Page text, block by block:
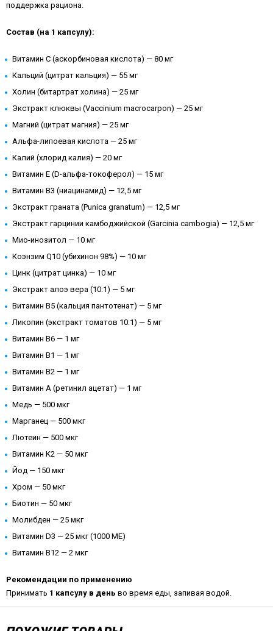
поддержка рациона.
Состав (на 1 капсулу):
Витамин C (аскорбиновая кислота) — 80 мг
Кальций (цитрат кальция) — 55 мг
Холин (битартрат холина) — 25 мг
Экстракт клюквы (Vaccinium macrocarpon) — 25 мг
Магний (цитрат магния) — 25 мг
Альфа-липоевая кислота — 25 мг
Калий (хлорид калия) — 20 мг
Витамин E (D-альфа-токоферол) — 15 мг
Витамин B3 (ниацинамид) — 12,5 мг
Экстракт граната (Punica granatum) — 12,5 мг
Экстракт гарцинии камбоджийской (Garcinia cambogia) — 12,5 мг
Мио-инозитол — 10 мг
Коэнзим Q10 (убихинон 98%) — 10 мг
Цинк (цитрат цинка) — 10 мг
Экстракт алоэ вера (10:1) — 5 мг
Витамин B5 (кальция пантотенат) — 5 мг
Ликопин (экстракт томатов 10:1) — 5 мг
Витамин B6 — 1 мг
Витамин B1 — 1 мг
Витамин B2 — 1 мг
Витамин A (ретинил ацетат) — 1 мг
Медь — 500 мкг
Марганец — 500 мкг
Лютеин — 500 мкг
Витамин K2 — 50 мкг
Йод — 150 мкг
Хром — 50 мкг
Биотин — 50 мкг
Молибден — 25 мкг
Витамин D3 — 25 мкг (1000 МЕ)
Витамин B12 — 2 мкг
Рекомендации по применению
Принимать 1 капсулу в день во время еды, запивая водой.